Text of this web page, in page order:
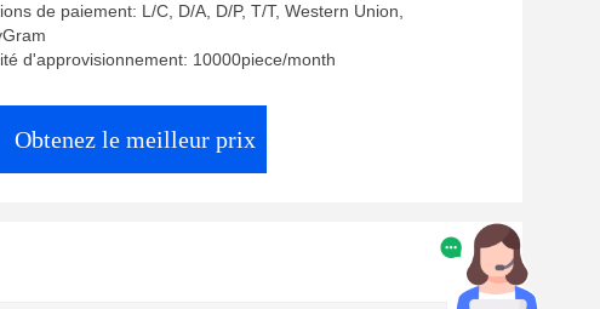
de paiement: L/C, D/A, D/P, T/T, Western Union,
d'approvisionnement: 10000piece/month
Obtenez le meilleur prix